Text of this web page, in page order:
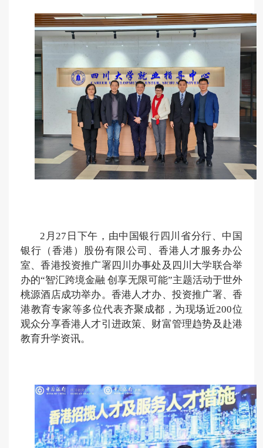
2月27日下午，由中国银行四川省分行、中国
银行（香港）股份有限公司、香港人才服务办公
室、香港投资推广署四川办事处及四川大学联合举
办的“智汇跨境金融 创享无限可能”主题活动于世外
桃源酒店成功举办。香港人才办、投资推广署、香
港教育专家等多位代表齐聚成都，为现场近200位
观众分享香港人才引进政策、财富管理趋势及赴港
教育升学资讯。